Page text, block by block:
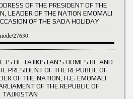
OF THE PRESIDENT OF THE
LEADER OF THE NATION EMOMALI
OF THE SADA HOLIDAY
27630
OF TAJIKISTAN’S DOMESTIC AND
PRESIDENT OF THE REPUBLIC OF
OF THE NATION, H.E. EMOMALI
OF THE REPUBLIC OF
TAJIKISTAN